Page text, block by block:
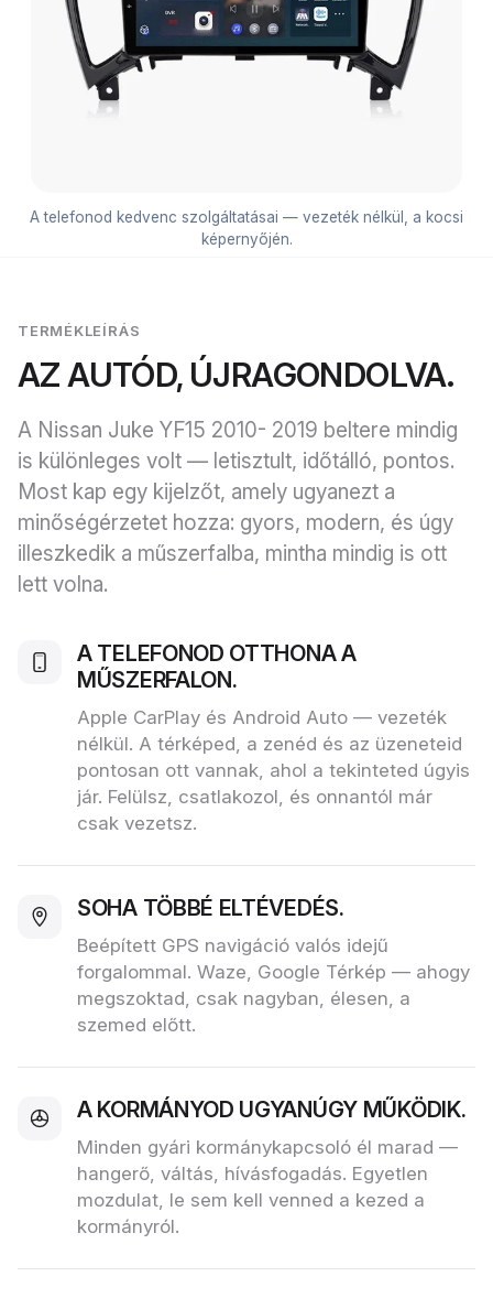
A telefonod kedvenc szolgáltatásai — vezeték nélkül, a kocsi
képernyőjén.
TERMÉKLEÍRÁS
AZ AUTÓD, ÚJRAGONDOLVA.
A Nissan Juke YF15 2010- 2019 beltere mindig
is különleges volt — letisztult, időtálló, pontos.
Most kap egy kijelzőt, amely ugyanezt a
minőségérzetet hozza: gyors, modern, és úgy
illeszkedik a műszerfalba, mintha mindig is ott
lett volna.
A TELEFONOD OTTHONA A
MŰSZERFALON.
Apple CarPlay és Android Auto — vezeték
nélkül. A térképed, a zenéd és az üzeneteid
pontosan ott vannak, ahol a tekinteted úgyis
jár. Felülsz, csatlakozol, és onnantól már
csak vezetsz.
SOHA TÖBBÉ ELTÉVEDÉS.
Beépített GPS navigáció valós idejű
forgalommal. Waze, Google Térkép — ahogy
megszoktad, csak nagyban, élesen, a
szemed előtt.
A KORMÁNYOD UGYANÚGY MŰKÖDIK.
Minden gyári kormánykapcsoló él marad —
hangerő, váltás, hívásfogadás. Egyetlen
mozdulat, le sem kell venned a kezed a
kormányról.